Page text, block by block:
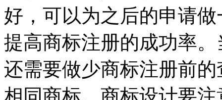
好，可以为之后的申请
提高商标注册的成功率
还需要做少商标注册前
相同商标。商标设计要